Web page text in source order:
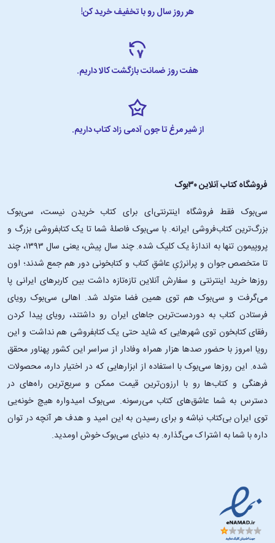
هر روز سال رو با تخفیف خرید کن!
هفت روز ضمانت بازگشت کالا داریم.
از شیر مرغ تا جون آدمی زاد کتاب داریم.
فروشگاه کتاب آنلاین ۳۰بوک
سی‌بوک فقط فروشگاه اینترنتی‌ای برای کتاب خریدن نیست، سی‌بوک
بزرگ‌ترین کتاب‌فروشی ایرانه. با سی‌بوک فاصلۀ شما تا یک کتابفروشی بزرگ و
پروپیمون تنها به اندازۀ یک کلیک شده. چند سال پیش، یعنی سال ۱۳۹۳، چند
تا متخصص جوان و پرانرژیِ عاشقِ کتاب و کتابخونی دور هم جمع شدند؛ اون‌
روزها خرید اینترنتی و سفارش آنلاین تازه‌تازه داشت بین کاربرهای ایرانی پا
می‌گرفت و سی‌بوک هم توی همین فضا متولد شد. اهالی سی‌بوک رویای
فرستادن کتاب به دوردست‌ترین جاهای ایران رو داشتند، رویای پیدا کردن
رفقای کتابخون توی شهرهایی که شاید حتی یک کتابفروشی هم نداشت و این
رویا امروز با حضور صدها هزار همراه وفادار از سراسر این کشور پهناور محقق
شده. این ‌روزها سی‌بوک با استفاده از ابزارهایی که در اختیار داره، محصولات
فرهنگی و کتاب‌ها رو با ارزون‌ترین قیمت ممکن و سریع‌ترین راه‌های در
دسترس به شما عاشق‌های کتاب می‌رسونه. سی‌بوک امیدواره هیچ خونه‌یی
توی ایران بی‌کتاب نباشه و برای رسیدن به این امید و هدف هر آنچه در توان
داره با شما به اشتراک می‌گذاره. به دنیای سی‌بوک خوش اومدید.